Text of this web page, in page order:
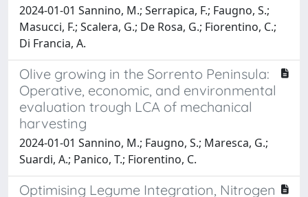
2024-01-01 Sannino, M.; Serrapica, F.; Faugno, S.;
Masucci, F.; Scalera, G.; De Rosa, G.; Fiorentino, C.;
Di Francia, A.
Olive growing in the Sorrento Peninsula:
Operative, economic, and environmental
evaluation trough LCA of mechanical
harvesting
2024-01-01 Sannino, M.; Faugno, S.; Maresca, G.;
Suardi, A.; Panico, T.; Fiorentino, C.
Optimising Legume Integration, Nitrogen